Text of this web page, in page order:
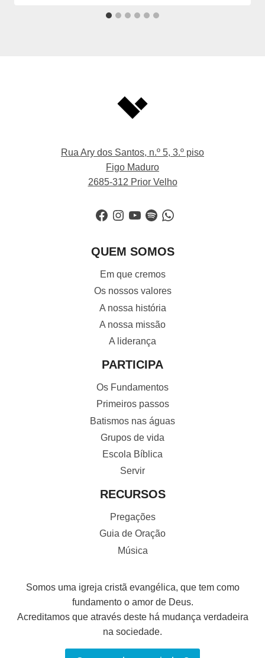
Rua Ary dos Santos, n.º 5, 3.º piso
Figo Maduro
2685-312 Prior Velho
Facebook
Instagram
YouTube
SpotifyWhatsApp
QUEM SOMOS
Em que cremos
Os nossos valores
A nossa história
A nossa missão
A liderança
PARTICIPA
Os Fundamentos
Primeiros passos
Batismos nas águas
Grupos de vida
Escola Bíblica
Servir
RECURSOS
Pregações
Guia de Oração
Música
Somos uma igreja cristã evangélica, que tem como
fundamento o amor de Deus.
Acreditamos que através deste há mudança verdadeira
na sociedade.